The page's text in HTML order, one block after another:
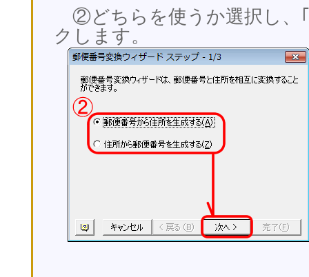
②どちらを使うか選択し、
クします。